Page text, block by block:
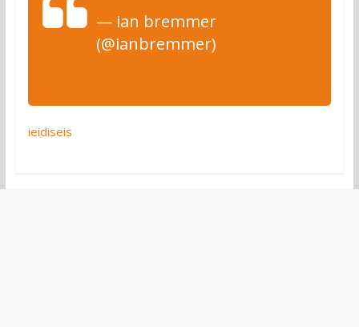
— ian bremmer
(@ianbremmer)
ieidiseis